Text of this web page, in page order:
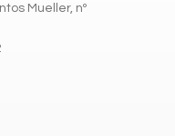
Mueller, nº